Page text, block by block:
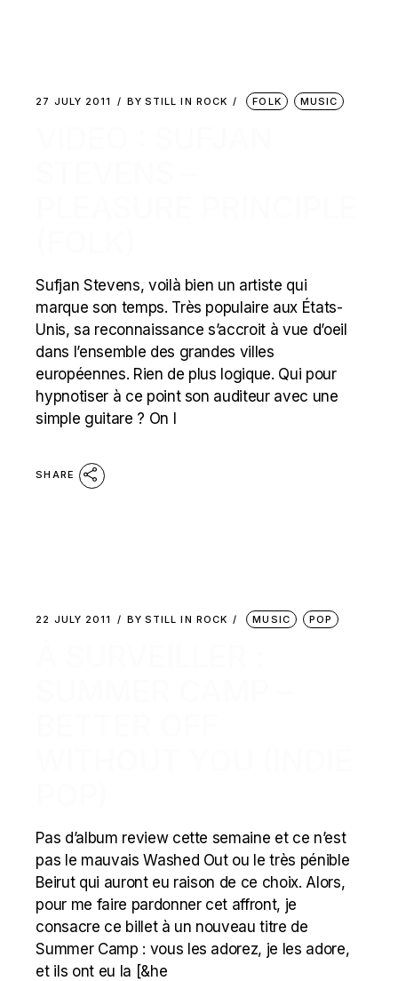
27 JULY 2011 BY STILL IN ROCK FOLK MUSIC
Sufjan Stevens, voilà bien un artiste qui
marque son temps. Très populaire aux États-
Unis, sa reconnaissance s’accroit à vue d’oeil
dans l’ensemble des grandes villes
européennes. Rien de plus logique. Qui pour
hypnotiser à ce point son auditeur avec une
simple guitare ? On l
SHARE
22 JULY 2011 BY STILL IN ROCK MUSIC POP
Pas d’album review cette semaine et ce n’est
pas le mauvais Washed Out ou le très pénible
Beirut qui auront eu raison de ce choix. Alors,
pour me faire pardonner cet affront, je
consacre ce billet à un nouveau titre de
Summer Camp : vous les adorez, je les adore,
et ils ont eu la [&he